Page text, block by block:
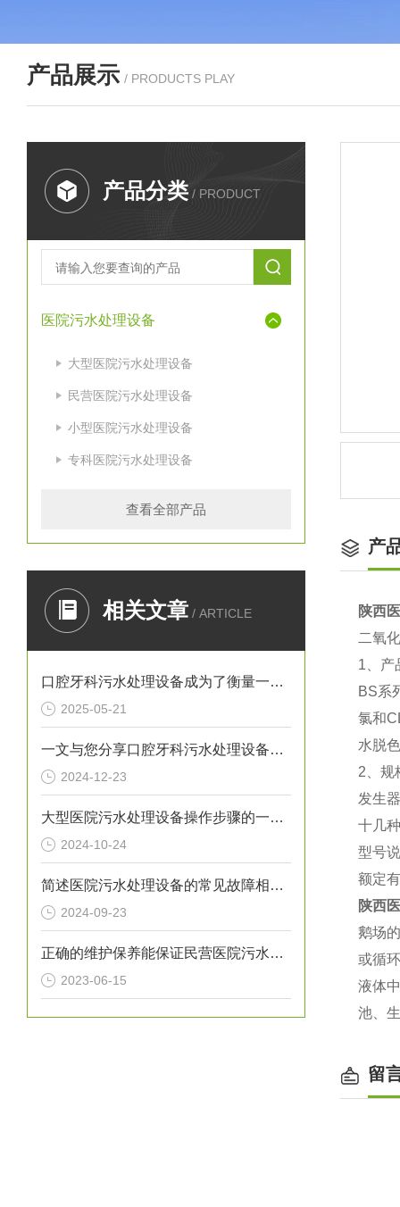
产品展示 / PRODUCTS PLAY
产品分类 / PRODUCT
医院污水处理设备
大型医院污水处理设备
民营医院污水处理设备
小型医院污水处理设备
专科医院污水处理设备
查看全部产品
相关文章 / ARTICLE
口腔牙科污水处理设备成为了衡量一家诊所是否负责任的重要标准
2025-05-21
一文与您分享口腔牙科污水处理设备的常见问题相应解决方法
2024-12-23
大型医院污水处理设备操作步骤的一般指南
2024-10-24
简述医院污水处理设备的常见故障相应解决方法
2024-09-23
正确的维护保养能保证民营医院污水处理设备正常运转
2023-06-15
产
陕西
二氧
1、产
BS系
氯和
水脱
2、规
发生
十几
型号
额定
陕西
鹅场
或循
液体
池、
留